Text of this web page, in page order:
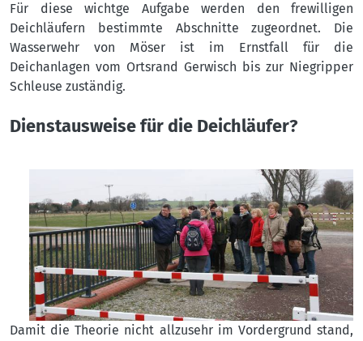
Für diese wichtge Aufgabe werden den frewilligen
Deichläufern bestimmte Abschnitte zugeordnet. Die
Wasserwehr von Möser ist im Ernstfall für die
Deichanlagen vom Ortsrand Gerwisch bis zur Niegripper
Schleuse zuständig.
Dienstausweise für die Deichläufer?
Damit die Theorie nicht allzusehr im Vordergrund stand,